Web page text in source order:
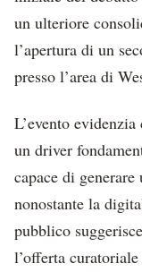
un ulteriore
l’apertura di un
presso l’area di
L’evento
un driver
capace di
nonostante la
pubblico
l’offerta